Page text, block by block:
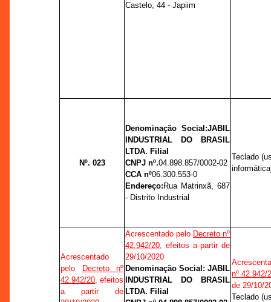
Castelo, 44 - Japiim
Nº. 023
Denominação Social:JABIL
INDUSTRIAL DO BRASIL
LTDA. Filial
CNPJ nº.04.898.857/0002-02
CCA nº06.300.553-0
Endereço: Rua Matrinxã, 687
- Distrito Industrial
Teclado
Acrescentado
pelo
Decreto nº
42.942/20, efeitos
a partir de
Acrescentado pelo Decreto nº
42.942/20, efeitos a partir de
29/10/2020
Denominação Social: JABIL
INDUSTRIAL DO BRASIL
LTDA. Filial
nº 42.942/
de 29/10/
Teclado